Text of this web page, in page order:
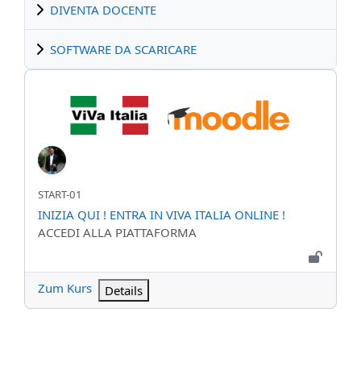
DIVENTA DOCENTE
SOFTWARE DA SCARICARE
INIZIA QUI ! ENTRA IN VIVA ITALIA ONLINE !
Kurzer Kursname
START-01
Kursname
INIZIA QUI ! ENTRA IN VIVA ITALIA ONLINE !
Kursbereich
ACCEDI ALLA PIATTAFORMA
Zum Kurs Details